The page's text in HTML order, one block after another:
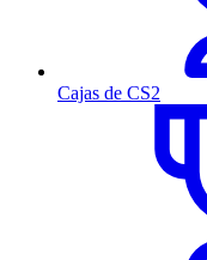
Cajas de CS2